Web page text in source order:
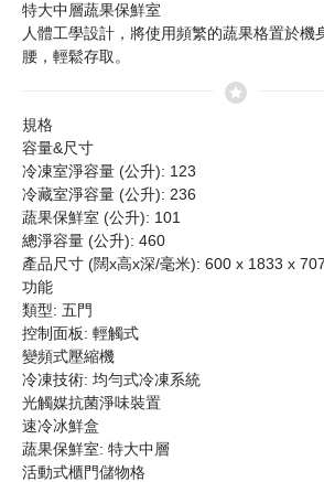
特大中層蔬果保鮮室
人體工學設計，將使用頻繁的蔬果格置於機
腰，輕鬆存取。
規格
容量&尺寸
冷凍室淨容量 (公升): 123
冷藏室淨容量 (公升): 236
蔬果保鮮室 (公升): 101
總淨容量 (公升): 460
產品尺寸 (闊x高x深/毫米): 600 x 1833 x 707
功能
類型: 五門
控制面板: 輕觸式
變頻式壓縮機
冷凍技術: 均勻式冷凍系統
光觸媒抗菌淨味裝置
速冷冰鮮盒
蔬果保鮮室: 特大中層
活動式櫃門儲物格